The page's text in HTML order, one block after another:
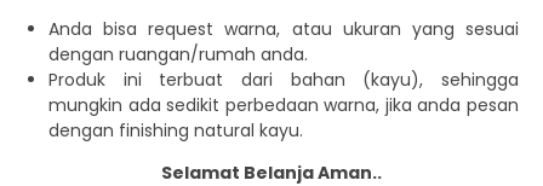
Anda bisa request warna, atau ukuran yang sesuai
dengan ruangan/rumah anda.
Produk ini terbuat dari bahan (kayu), sehingga
mungkin ada sedikit perbedaan warna, jika anda pesan
dengan finishing natural kayu.
Selamat Belanja Aman..